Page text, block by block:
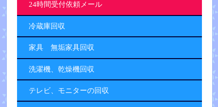
24時間受付依頼メール
冷蔵庫回収
家具 無垢家具回収
洗濯機、乾燥機回収
テレビ、モニターの回収